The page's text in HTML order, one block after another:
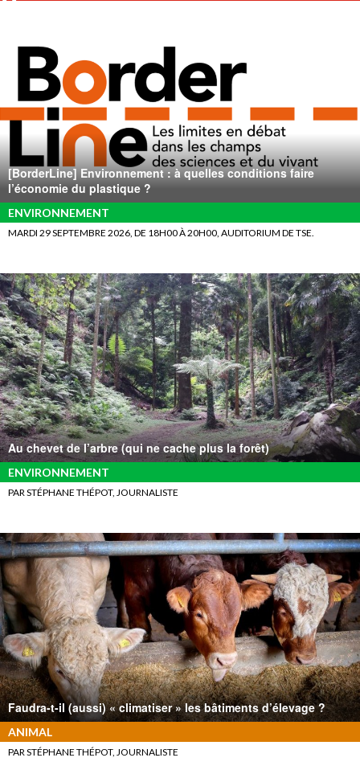
[BorderLine] Environnement : à quelles conditions faire
l’économie du plastique ?
ENVIRONNEMENT
MARDI 29 SEPTEMBRE 2026, DE 18H00 À 20H00, AUDITORIUM DE TSE.
Au chevet de l’arbre (qui ne cache plus la forêt)
ENVIRONNEMENT
PAR STÉPHANE THÉPOT, JOURNALISTE
Faudra-t-il (aussi) « climatiser » les bâtiments d’élevage ?
ANIMAL
PAR STÉPHANE THÉPOT, JOURNALISTE